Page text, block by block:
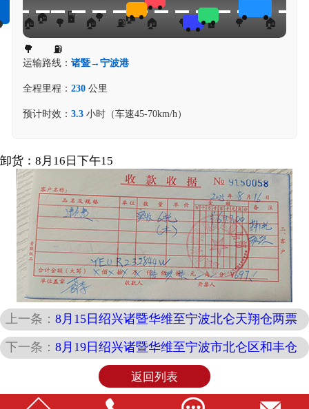
运输路线： 诸暨→宁波港
全程里程： 230公里
预计时效： 3.3小时（车速45-70km/h）
卸货：8月16日下午15
上一条：8月15日绍兴诸暨华维至宁波北仑天翔仓两票
下一条：8月19日绍兴诸暨华维至宁波市北仑区和丰仓
返回列表